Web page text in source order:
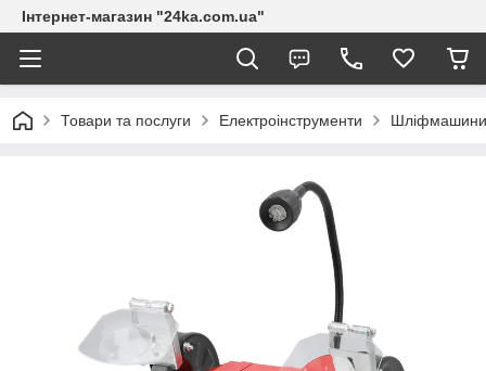
Інтернет-магазин "24ka.com.ua"
Товари та послуги Електроінструменти Шліфмашини